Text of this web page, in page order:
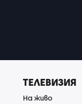
ТЕЛЕВИЗИЯ
На живо